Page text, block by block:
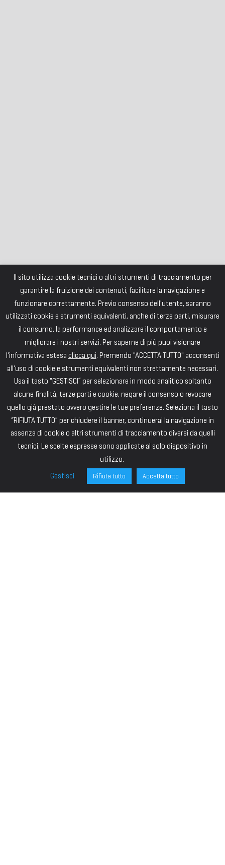
Il sito utilizza cookie tecnici o altri strumenti di tracciamento per
garantire la fruizione dei contenuti, facilitare la navigazione e
funzionare correttamente. Previo consenso dell'utente, saranno
utilizzati cookie e strumenti equivalenti, anche di terze parti, misurare
il consumo, la performance ed analizzare il comportamento e
migliorare i nostri servizi. Per saperne di più puoi visionare
l'informativa estesa clicca qui. Premendo "ACCETTA TUTTO" acconsenti
all'uso di cookie e strumenti equivalenti non strettamente necessari.
Usa il tasto "GESTISCI” per selezionare in modo analitico soltanto
alcune finalità, terze parti e cookie, negare il consenso o revocare
quello già prestato ovvero gestire le tue preferenze. Seleziona il tasto
“RIFIUTA TUTTO” per chiudere il banner, continuerai la navigazione in
assenza di cookie o altri strumenti di tracciamento diversi da quelli
tecnici. Le scelte espresse sono applicate al solo dispositivo in
utilizzo.
Gestisci
Rifiuta tutto Accetta tutto